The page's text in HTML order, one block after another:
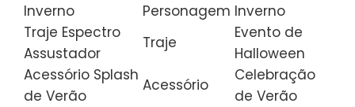
Inverno
Personagem Inverno
Traje Espectro
Assustador
Traje
Evento de
Halloween
Acessório Splash
de Verão
Acessório
Celebração
de Verão